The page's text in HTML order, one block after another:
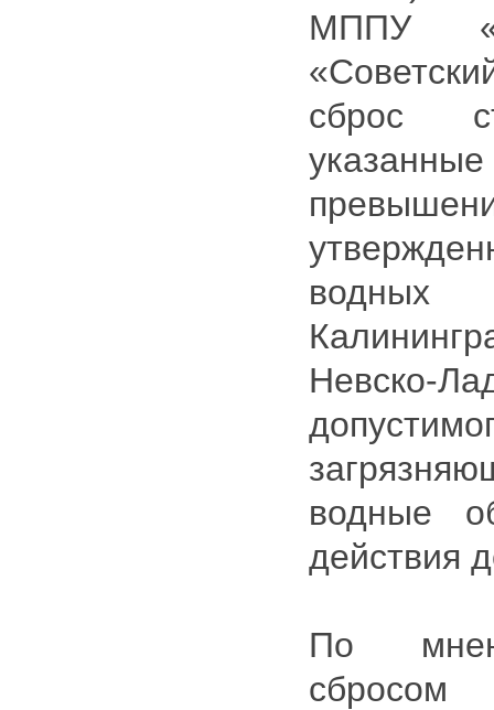
МППУ
сброс
Невско-
водные
действия
По